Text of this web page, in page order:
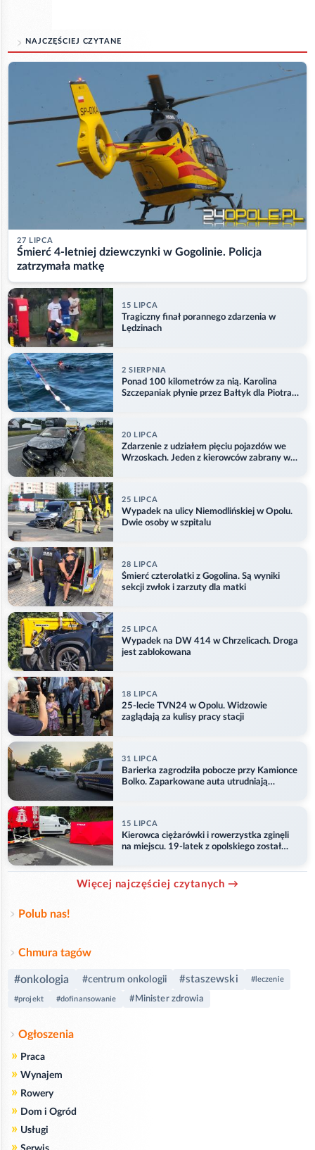
NAJCZĘŚCIEJ CZYTANE
27 LIPCA
Śmierć 4-letniej dziewczynki w Gogolinie. Policja
zatrzymała matkę
15 LIPCA
Tragiczny finał porannego zdarzenia w
Lędzinach
2 SIERPNIA
Ponad 100 kilometrów za nią. Karolina
Szczepaniak płynie przez Bałtyk dla Piotra.
20 LIPCA
Zdarzenie z udziałem pięciu pojazdów we
Wrzoskach. Jeden z kierowców zabrany w
25 LIPCA
Wypadek na ulicy Niemodlińskiej w Opolu.
Dwie osoby w szpitalu
28 LIPCA
Śmierć czterolatki z Gogolina. Są wyniki
sekcji zwłok i zarzuty dla matki
25 LIPCA
Wypadek na DW 414 w Chrzelicach. Droga
jest zablokowana
18 LIPCA
25-lecie TVN24 w Opolu. Widzowie
zaglądają za kulisy pracy stacji
31 LIPCA
Barierka zagrodziła pobocze przy Kamionce
Bolko. Zaparkowane auta utrudniają
15 LIPCA
Kierowca ciężarówki i rowerzystka zginęli
na miejscu. 19-latek z opolskiego został
Więcej najczęściej czytanych →
Polub nas!
Chmura tagów
#onkologia #centrum onkologii #staszewski #leczenie
#projekt #dofinansowanie #Minister zdrowia
Ogłoszenia
» Praca
» Wynajem
» Rowery
» Dom i Ogród
» Usługi